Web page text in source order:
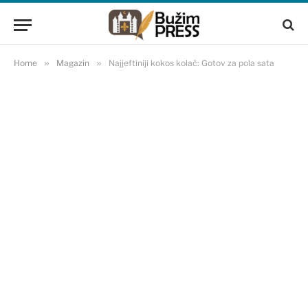
Home » Magazin » Najjeftiniji kokos kolač: Gotov za pola sata